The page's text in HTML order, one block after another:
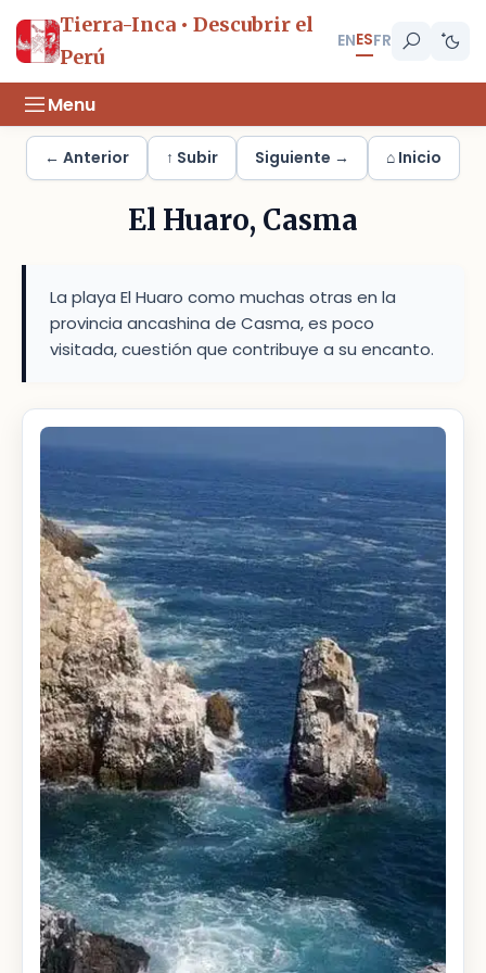
Tierra-Inca • Descubrir el
Perú
ENESFR
Menu
← Anterior ↑ Subir Siguiente → ⌂ Inicio
El Huaro, Casma
La playa El Huaro como muchas otras en la
provincia ancashina de Casma, es poco
visitada, cuestión que contribuye a su encanto.